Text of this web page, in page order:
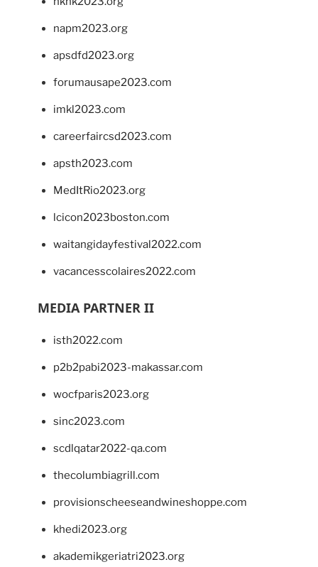
napm2023.org
apsdfd2023.org
forumausape2023.com
imkl2023.com
careerfaircsd2023.com
apsth2023.com
MedItRio2023.org
lcicon2023boston.com
waitangidayfestival2022.com
vacancesscolaires2022.com
MEDIA PARTNER II
isth2022.com
p2b2pabi2023-makassar.com
wocfparis2023.org
sinc2023.com
scdlqatar2022-qa.com
thecolumbiagrill.com
provisionscheeseandwineshoppe.com
khedi2023.org
akademikgeriatri2023.org